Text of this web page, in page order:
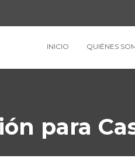
INICIO QUIÉNES
para